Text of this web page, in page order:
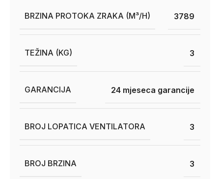
BRZINA PROTOKA ZRAKA (M³/H) 3789
TEŽINA (KG) 3
GARANCIJA 24 mjeseca garancije
BROJ LOPATICA VENTILATORA 3
BROJ BRZINA 3